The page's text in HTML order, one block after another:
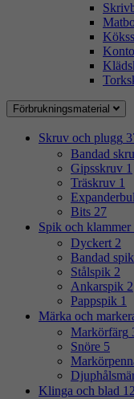
Förbrukningsmaterial
Skruv och plugg
Bandad
Gipsskruv 1
Träskruv 1
Bits 27
Spik och klammer
Dyckert 2
Bandad spik
Stålspik 2
Ankarspik 2
Pappspik 1
Märka och
Markörfärg
Snöre 5
Klinga och blad